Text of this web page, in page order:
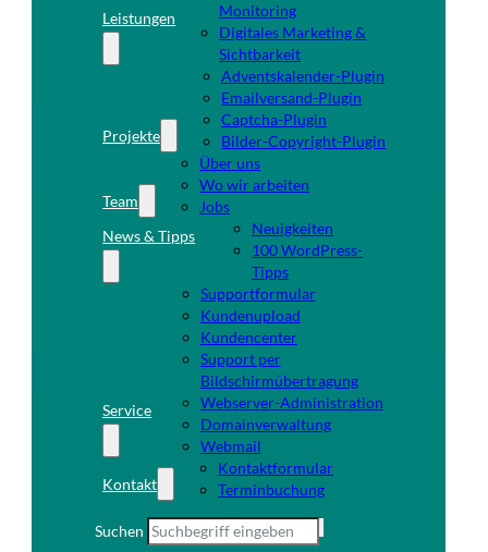
Leistungen
Monitoring
Digitales Marketing &
Sichtbarkeit
Projekte
Adventskalender-Plugin
Emailversand-Plugin
Captcha-Plugin
Bilder-Copyright-Plugin
Team
Über uns
Wo wir arbeiten
Jobs
News & Tipps
Neuigkeiten
100 WordPress-
Tipps
Service
Supportformular
Kundenupload
Kundencenter
Support per
Bildschirmübertragung
Webserver-Administration
Domainverwaltung
Webmail
Kontakt
Kontaktformular
Terminbuchung
Suchen